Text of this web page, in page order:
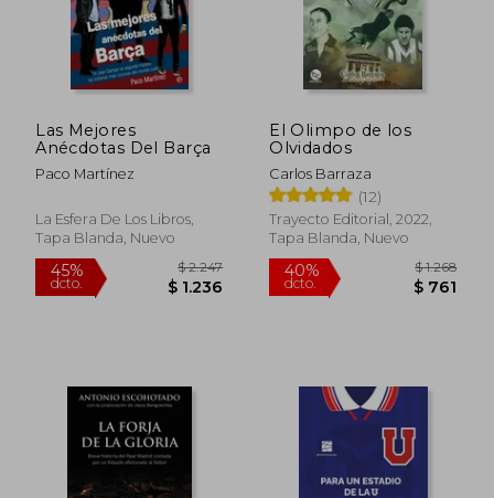
45%
dcto.
$ 2.373
$ 1.305
45%
dcto.
Las Mejores
Anécdotas Del Barça
Paco Martínez
La Esfera De Los Libros,
Tapa Blanda, Nuevo
El Olimpo de los
Olvidados
Carlos Barraza
(12)
Trayecto Editorial, 2022,
Tapa Blanda, Nuevo